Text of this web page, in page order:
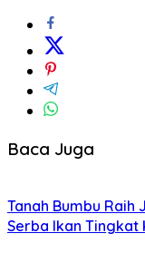
Baca Juga
Tanah Bumbu Raih
Serba Ikan Tingkat